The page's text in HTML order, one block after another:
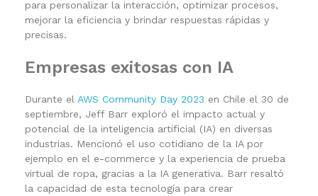
para personalizar la interacción, optimizar procesos,
mejorar la eficiencia y brindar respuestas rápidas y
precisas.
Empresas exitosas con IA
Durante el AWS Community Day 2023 en Chile el 30 de
septiembre, Jeff Barr exploró el impacto actual y
potencial de la inteligencia artificial (IA) en diversas
industrias. Mencionó el uso cotidiano de la IA por
ejemplo en el e-commerce y la experiencia de prueba
virtual de ropa, gracias a la IA generativa. Barr resaltó
la capacidad de esta tecnología para crear